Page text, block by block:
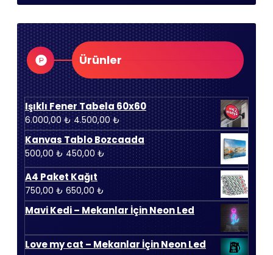
Ürünler
Işıklı Fener Tabela 60x60
6.000,00₺ Orijinal
fiyat:
6.000,00 ₺.
4.500,00₺Şu
andaki
fiyat:
4.500,00 ₺.
Kanvas Tablo Bozcaada
500,00 ₺ Orijinal
fiyat:
500,00 ₺.
450,00 ₺Şu
andaki
450,00 ₺.
A4 Paket Kağıt
750,00 ₺ Orijinal
fiyat:
750,00 ₺.
650,00 ₺
andaki
fiyat:
Mavi Kedi – Mekanlar İçin Neon Led
Love my cat – Mekanlar İçin Neon Led